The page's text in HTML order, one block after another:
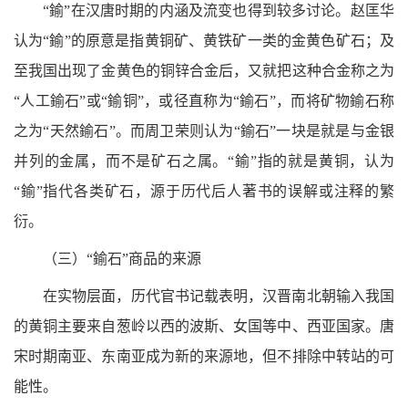
“鍮”在汉唐时期的内涵及流变也得到较多讨论。赵匡华
认为“鍮”的原意是指黄铜矿、黄铁矿一类的金黄色矿石；及
至我国出现了金黄色的铜锌合金后，又就把这种合金称之为
“人工鍮石”或“鍮铜”，或径直称为“鍮石”，而将矿物鍮石称
之为“天然鍮石”。而周卫荣则认为“鍮石”一块是就是与金银
并列的金属，而不是矿石之属。“鍮”指的就是黄铜，认为
“鍮”指代各类矿石，源于历代后人著书的误解或注释的繁
衍。
（三）“鍮石”商品的来源
在实物层面，历代官书记载表明，汉晋南北朝输入我国
的黄铜主要来自葱岭以西的波斯、女国等中、西亚国家。唐
宋时期南亚、东南亚成为新的来源地，但不排除中转站的可
能性。